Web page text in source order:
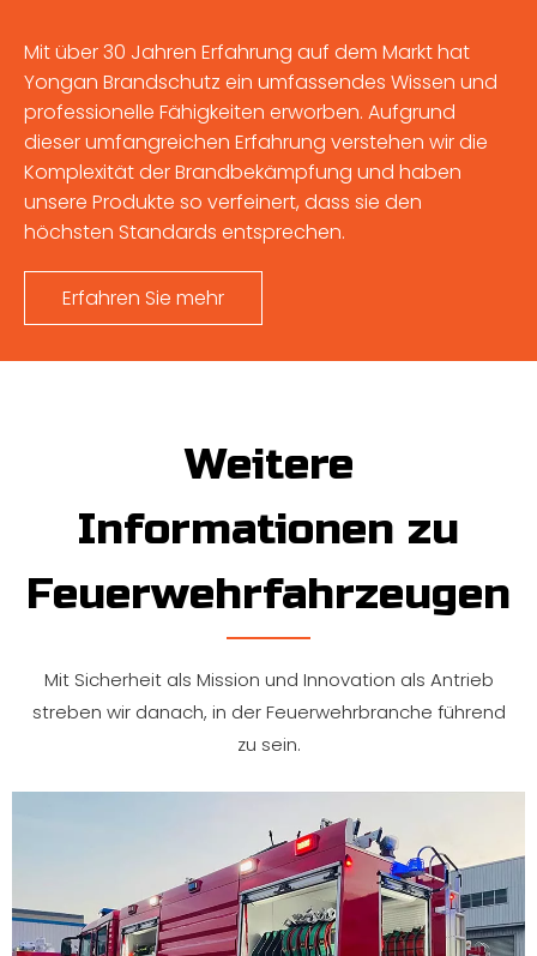
Mit über 30 Jahren Erfahrung auf dem Markt hat
Yongan Brandschutz ein umfassendes Wissen und
professionelle Fähigkeiten erworben. Aufgrund
dieser umfangreichen Erfahrung verstehen wir die
Komplexität der Brandbekämpfung und haben
unsere Produkte so verfeinert, dass sie den
höchsten Standards entsprechen.
Erfahren Sie mehr
Weitere
Informationen zu
Feuerwehrfahrzeugen
Mit Sicherheit als Mission und Innovation als Antrieb
streben wir danach, in der Feuerwehrbranche führend
zu sein.